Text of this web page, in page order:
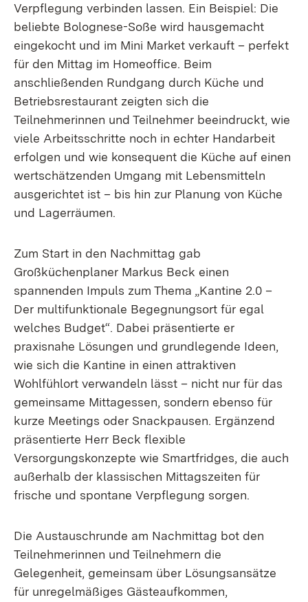
Verpflegung verbinden lassen. Ein Beispiel: Die
beliebte Bolognese-Soße wird hausgemacht
eingekocht und im Mini Market verkauft – perfekt
für den Mittag im Homeoffice. Beim
anschließenden Rundgang durch Küche und
Betriebsrestaurant zeigten sich die
Teilnehmerinnen und Teilnehmer beeindruckt, wie
viele Arbeitsschritte noch in echter Handarbeit
erfolgen und wie konsequent die Küche auf einen
wertschätzenden Umgang mit Lebensmitteln
ausgerichtet ist – bis hin zur Planung von Küche
und Lagerräumen.
Zum Start in den Nachmittag gab
Großküchenplaner Markus Beck einen
spannenden Impuls zum Thema „Kantine 2.0 –
Der multifunktionale Begegnungsort für egal
welches Budget“. Dabei präsentierte er
praxisnahe Lösungen und grundlegende Ideen,
wie sich die Kantine in einen attraktiven
Wohlfühlort verwandeln lässt – nicht nur für das
gemeinsame Mittagessen, sondern ebenso für
kurze Meetings oder Snackpausen. Ergänzend
präsentierte Herr Beck flexible
Versorgungskonzepte wie Smartfridges, die auch
außerhalb der klassischen Mittagszeiten für
frische und spontane Verpflegung sorgen.
Die Austauschrunde am Nachmittag bot den
Teilnehmerinnen und Teilnehmern die
Gelegenheit, gemeinsam über Lösungsansätze
für unregelmäßiges Gästeaufkommen,